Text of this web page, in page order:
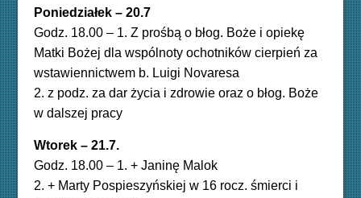
Poniedziałek – 20.7
Godz. 18.00 – 1. Z prośbą o błog. Boże i opiekę
Matki Bożej dla wspólnoty ochotników cierpień za
wstawiennictwem b. Luigi Novaresa
2. z podz. za dar życia i zdrowie oraz o błog. Boże
w dalszej pracy
Wtorek – 21.7.
Godz. 18.00 – 1. + Janinę Malok
2. + Marty Pospieszyńskiej w 16 rocz. śmierci i